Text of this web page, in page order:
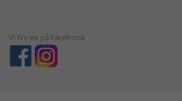
Vi finnes på Facebook